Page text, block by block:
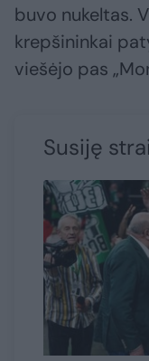
buvo nukeltas.
krepšininkai
viešėjo pas
Susiję